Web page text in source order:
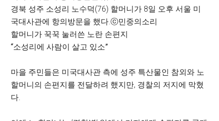
경북 성주 소성리 노수덕(76) 할머니가 8일 오후 서울 미
국대사관에 항의방문을 했다.ⓒ민중의소리
할머니가 꾹꾹 눌러쓴 노란 손편지
“소성리에 사람이 살고 있소”
마을 주민들은 미국대사관 측에 성주 특산물인 참외와 노
할머니의 손편지를 전달하려 했지만, 경찰의 저지에 막혔
다.